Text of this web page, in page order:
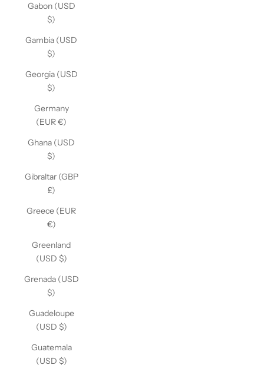
Gabon (USD
$)
Gambia (USD
$)
Georgia (USD
$)
Germany
(EUR €)
Ghana (USD
$)
Gibraltar (GBP
£)
Greece (EUR
€)
Greenland
(USD $)
Grenada (USD
$)
Guadeloupe
(USD $)
Guatemala
(USD $)